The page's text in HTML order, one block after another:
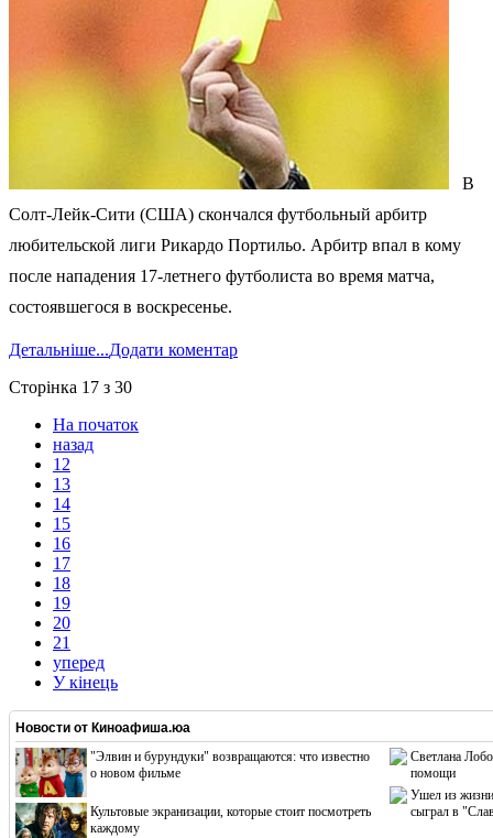
В
Солт-Лейк-Сити (США) скончался футбольный арбитр
любительской лиги Рикардо Портильо. Арбитр впал в кому
после нападения 17-летнего футболиста во время матча,
состоявшегося в воскресенье.
Детальніше...Додати коментар
Сторінка 17 з 30
На початок
назад
12
13
14
15
16
17
18
19
20
21
уперед
У кінець
Новости от Киноафиша.юа
"Элвин и бурундуки" возвращаются: что известно
о новом фильме
Культовые экранизации, которые стоит посмотреть
каждому
Светлана
помощи
Ушел из жизни
сыграл в